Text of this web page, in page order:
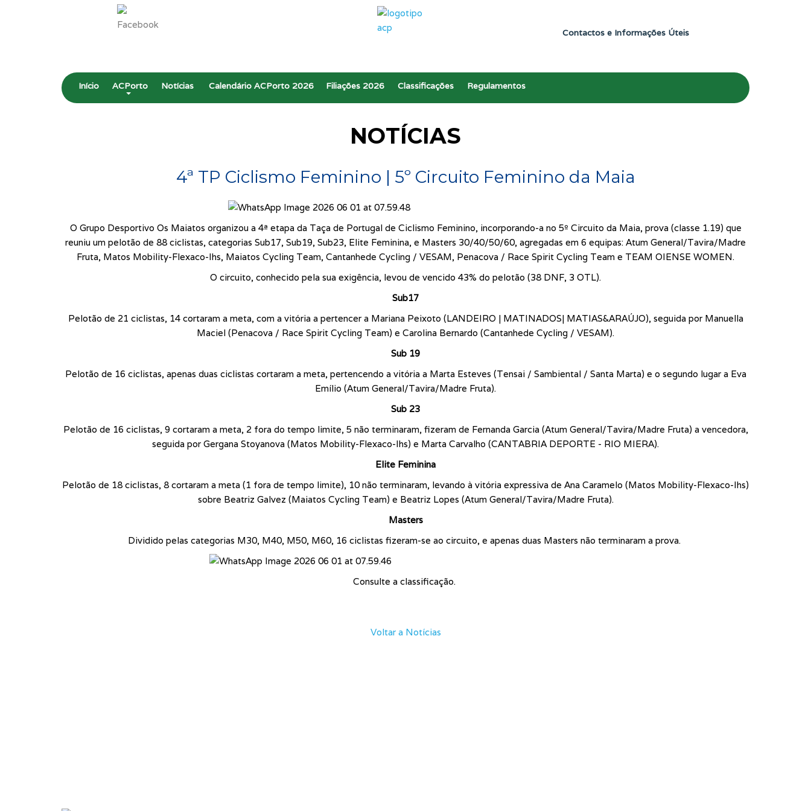
Contactos e Informações Úteis
Início ACPorto Notícias Calendário ACPorto 2026 Filiações 2026 Classificações Regulamentos
NOTÍCIAS
4ª TP Ciclismo Feminino | 5º Circuito Feminino da Maia
O Grupo Desportivo Os Maiatos organizou a 4ª etapa da Taça de Portugal de Ciclismo Feminino, incorporando-a no 5º Circuito da Maia, prova (classe 1.19) que
reuniu um pelotão de 88 ciclistas, categorias Sub17, Sub19, Sub23, Elite Feminina, e Masters 30/40/50/60, agregadas em 6 equipas: Atum General/Tavira/Madre
Fruta, Matos Mobility-Flexaco-Ihs, Maiatos Cycling Team, Cantanhede Cycling / VESAM, Penacova / Race Spirit Cycling Team e TEAM OIENSE WOMEN.
O circuito, conhecido pela sua exigência, levou de vencido 43% do pelotão (38 DNF, 3 OTL).
Sub17
Pelotão de 21 ciclistas, 14 cortaram a meta, com a vitória a pertencer a Mariana Peixoto (LANDEIRO | MATINADOS| MATIAS&ARAÚJO), seguida por Manuella
Maciel (Penacova / Race Spirit Cycling Team) e Carolina Bernardo (Cantanhede Cycling / VESAM).
Sub 19
Pelotão de 16 ciclistas, apenas duas ciclistas cortaram a meta, pertencendo a vitória a Marta Esteves (Tensai / Sambiental / Santa Marta) e o segundo lugar a Eva
Emílio (Atum General/Tavira/Madre Fruta).
Sub 23
Pelotão de 16 ciclistas, 9 cortaram a meta, 2 fora do tempo limite, 5 não terminaram, fizeram de Fernanda Garcia (Atum General/Tavira/Madre Fruta) a vencedora,
seguida por Gergana Stoyanova (Matos Mobility-Flexaco-Ihs) e Marta Carvalho (CANTABRIA DEPORTE - RIO MIERA).
Elite Feminina
Pelotão de 18 ciclistas, 8 cortaram a meta (1 fora de tempo limite), 10 não terminaram, levando à vitória expressiva de Ana Caramelo (Matos Mobility-Flexaco-Ihs)
sobre Beatriz Galvez (Maiatos Cycling Team) e Beatriz Lopes (Atum General/Tavira/Madre Fruta).
Masters
Dividido pelas categorias M30, M40, M50, M60, 16 ciclistas fizeram-se ao circuito, e apenas duas Masters não terminaram a prova.
Consulte a classificação.
Voltar a Notícias